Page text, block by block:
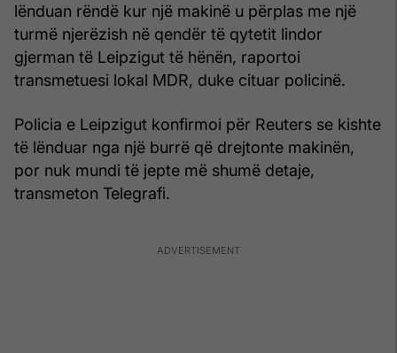
lënduan rëndë kur një makinë u përplas me një
turmë njerëzish në qendër të qytetit lindor
gjerman të Leipzigut të hënën, raportoi
transmetuesi lokal MDR, duke cituar policinë.
Policia e Leipzigut konfirmoi për Reuters se kishte
të lënduar nga një burrë që drejtonte makinën,
por nuk mundi të jepte më shumë detaje,
transmeton Telegrafi.